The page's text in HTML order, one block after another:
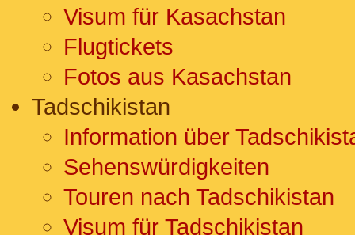
Visum für Kasachstan
Flugtickets
Fotos aus Kasachstan
Tadschikistan
Information über
Sehenswürdigkeiten
Touren nach Tadschikistan
Visum für Tadschikistan